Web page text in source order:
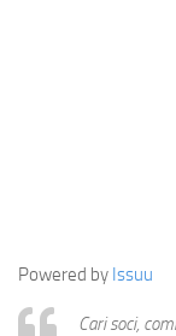
Powered by Issuu
Cari soci,